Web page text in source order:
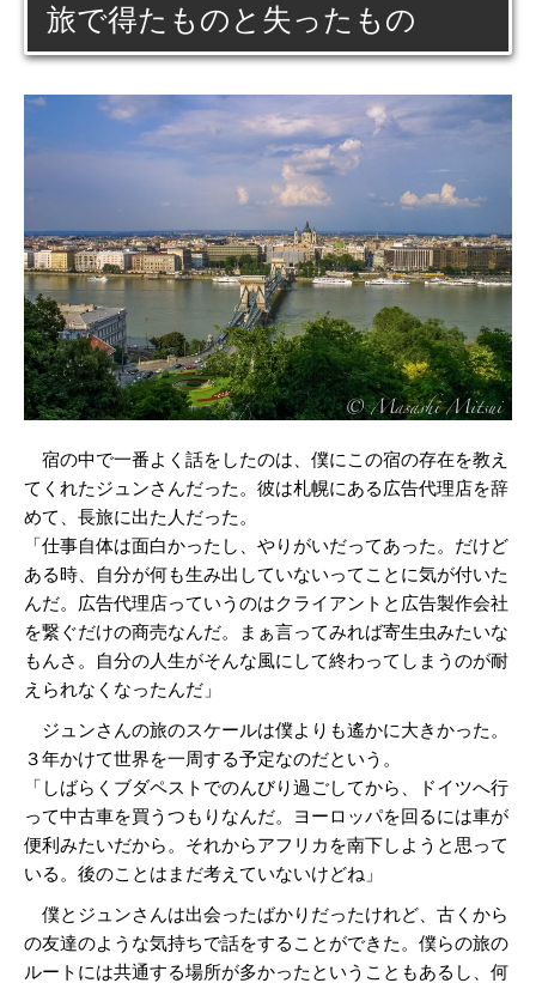
旅で得たものと失ったもの
宿の中で一番よく話をしたのは、僕にこの宿の存在を教え
てくれたジュンさんだった。彼は札幌にある広告代理店を辞
めて、長旅に出た人だった。
「仕事自体は面白かったし、やりがいだってあった。だけど
ある時、自分が何も生み出していないってことに気が付いた
んだ。広告代理店っていうのはクライアントと広告製作会社
を繋ぐだけの商売なんだ。まぁ言ってみれば寄生虫みたいな
もんさ。自分の人生がそんな風にして終わってしまうのが耐
えられなくなったんだ」
ジュンさんの旅のスケールは僕よりも遙かに大きかった。
３年かけて世界を一周する予定なのだという。
「しばらくブダペストでのんびり過ごしてから、ドイツへ行
って中古車を買うつもりなんだ。ヨーロッパを回るには車が
便利みたいだから。それからアフリカを南下しようと思って
いる。後のことはまだ考えていないけどね」
僕とジュンさんは出会ったばかりだったけれど、古くから
の友達のような気持ちで話をすることができた。僕らの旅の
ルートには共通する場所が多かったということもあるし、何